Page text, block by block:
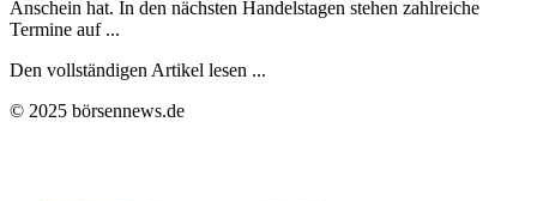
Anschein hat. In den nächsten Handelstagen stehen zahlreiche
Termine auf ...
Den vollständigen Artikel lesen ...
© 2025 börsennews.de